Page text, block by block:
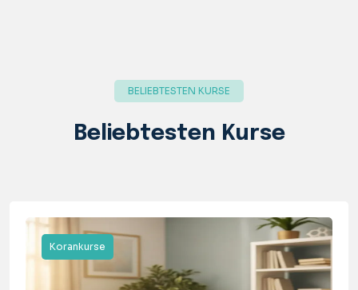
BELIEBTESTEN KURSE
Beliebtesten Kurse
Korankurse